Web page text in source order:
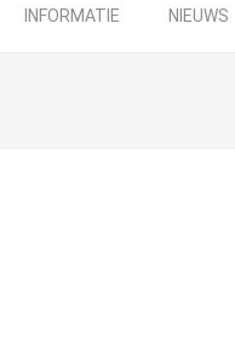
INFORMATIE NIEUWS